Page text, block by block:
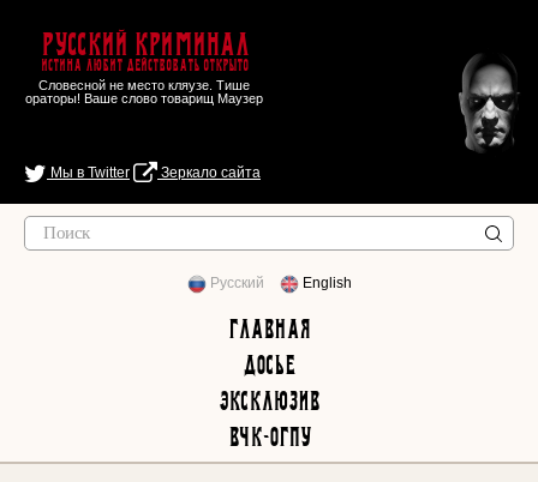
Русский Криминал
Истина любит действовать открыто
Словесной не место кляузе. Тише
ораторы! Ваше слово товарищ Маузер
Мы в Twitter Зеркало сайта
Русский English
Главная
Досье
Эксклюзив
ВЧК-ОГПУ